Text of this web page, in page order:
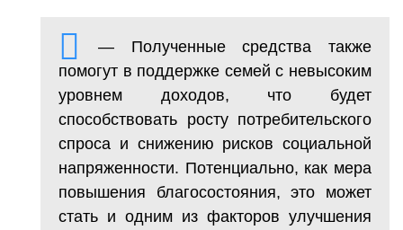
— Полученные средства также
помогут в поддержке семей с невысоким
уровнем доходов, что будет
способствовать росту потребительского
спроса и снижению рисков социальной
напряженности. Потенциально, как мера
повышения благосостояния, это может
стать и одним из факторов улучшения